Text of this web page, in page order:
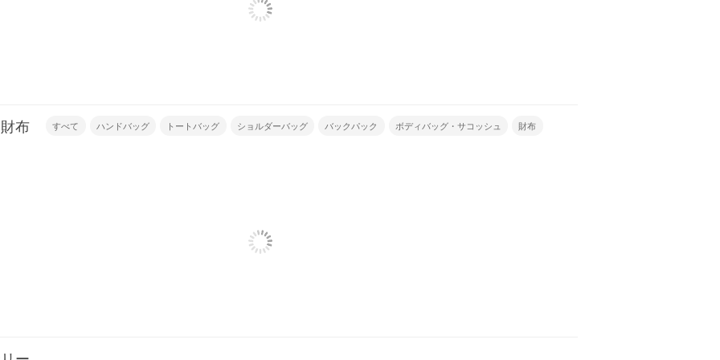
布 すべて ハンドバッグ トートバッグ ショルダーバッグ バックパック ボディバッグ・サコッシュ 財布